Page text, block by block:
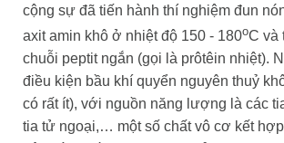
cộng sự đã tiến hành thí nghiệm đun
axit amin khô ở nhiệt độ 150 - 180oC và
chuỗi peptit ngắn (gọi là prôtêin nhiệt).
điều kiện bầu khí quyển nguyên thuỷ
có rất ít), với nguồn năng lượng là các
tia tử ngoại,… một số chất vô cơ kết